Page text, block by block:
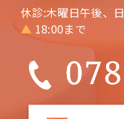
休診:木曜日午後、
▲ 18:00まで